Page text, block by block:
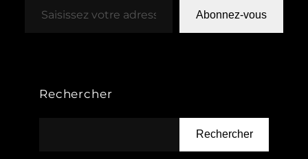
Abonnez-vous
Rechercher
Rechercher